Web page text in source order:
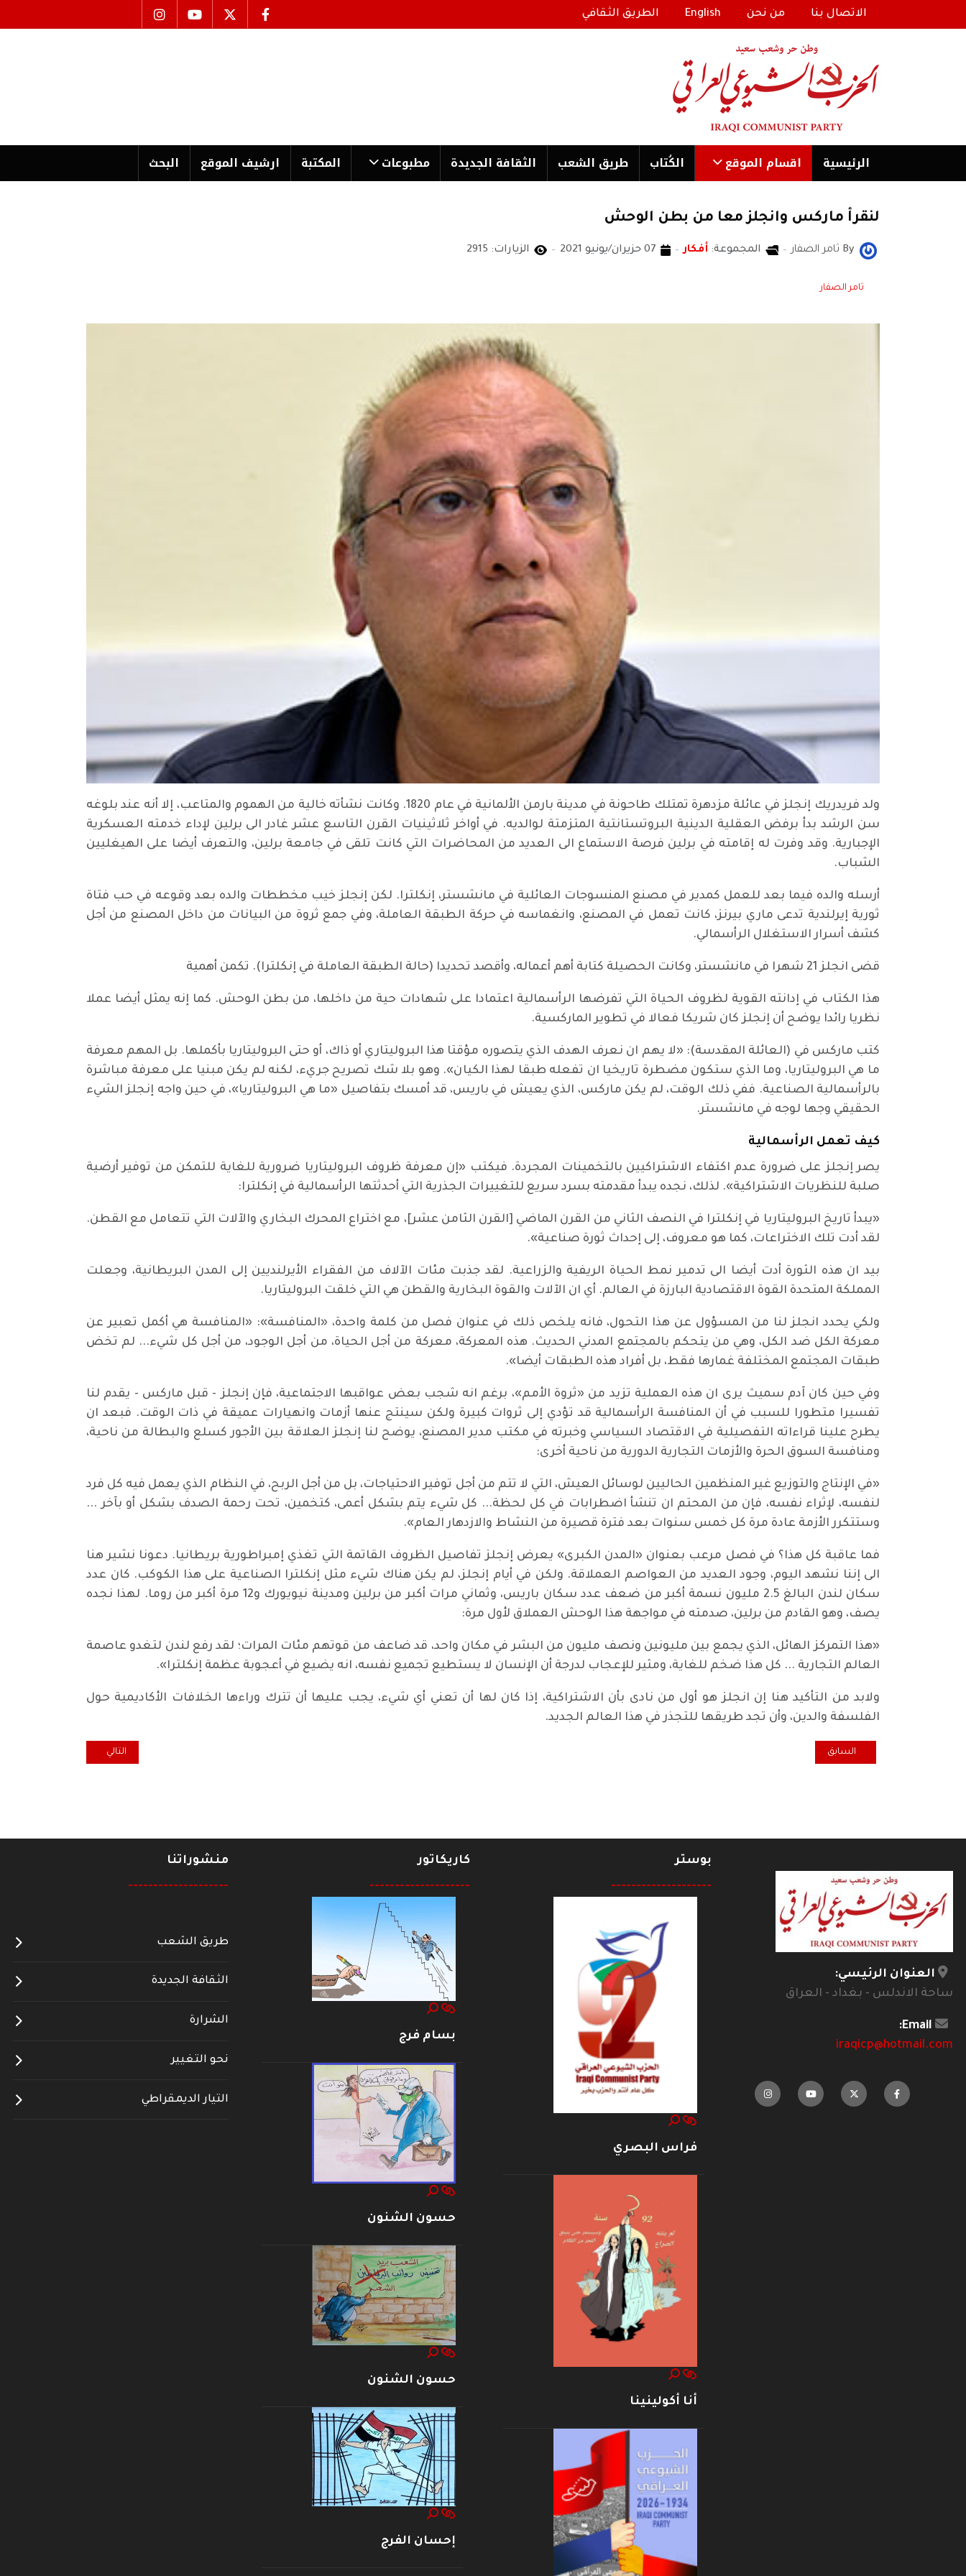
الاتصال بنا من نحن English الطريق الثقافي
الرئیسية اقسام الموقع الكُتاب طریق الشعب الثقافة الجدیدة مطبوعات المكتبة ارشیف الموقع البحث
لنقرأ ماركس وانجلز معا من بطن الوحش
By ثامر الصفار المجموعة: أفكار 07 حزيران/يونيو 2021 الزيارات: 2915
ثامر الصفار
ولد فريدريك إنجلز في عائلة مزدهرة تمتلك طاحونة في مدينة بارمن الألمانية في عام 1820. وكانت نشأته خالية من الهموم والمتاعب، إلا أنه عند بلوغه
سن الرشد بدأ برفض العقلية الدينية البروتستانتية المتزمتة لوالديه. في أواخر ثلاثينيات القرن التاسع عشر غادر الى برلين لإداء خدمته العسكرية
الإجبارية. وقد وفرت له إقامته في برلين فرصة الاستماع الى العديد من المحاضرات التي كانت تلقى في جامعة برلين، والتعرف أيضا على الهيغليين
الشباب.
أرسله والده فيما بعد للعمل كمدير في مصنع المنسوجات العائلية في مانشستر، إنكلترا. لكن إنجلز خيب مخططات والده بعد وقوعه في حب فتاة
ثورية إيرلندية تدعى ماري بيرنز، كانت تعمل في المصنع، وانغماسه في حركة الطبقة العاملة، وفي جمع ثروة من البيانات من داخل المصنع من أجل
كشف أسرار الاستغلال الرأسمالي.
قضى انجلز 21 شهرا في مانشستر، وكانت الحصيلة كتابة أهم أعماله، وأقصد تحديدا (حالة الطبقة العاملة في إنكلترا). تكمن أهمية
هذا الكتاب في إدانته القوية لظروف الحياة التي تفرضها الرأسمالية اعتمادا على شهادات حية من داخلها، من بطن الوحش. كما إنه يمثل أيضا عملا
نظريا رائدا يوضح أن إنجلز كان شريكا فعالا في تطوير الماركسية.
كتب ماركس في (العائلة المقدسة): «لا يهم ان نعرف الهدف الذي يتصوره مؤقتا هذا البروليتاري أو ذاك، أو حتى البروليتاريا بأكملها. بل المهم معرفة
ما هي البروليتاريا، وما الذي ستكون مضطرة تاريخيا ان تفعله طبقا لهذا الكيان». وهو بلا شك تصريح جريء، لكنه لم يكن مبنيا على معرفة مباشرة
بالرأسمالية الصناعية. ففي ذلك الوقت، لم يكن ماركس، الذي يعيش في باريس، قد أمسك بتفاصيل «ما هي البروليتاريا»، في حين واجه إنجلز الشيء
الحقيقي وجها لوجه في مانشستر.
كيف تعمل الرأسمالية
يصر إنجلز على ضرورة عدم اكتفاء الاشتراكيين بالتخمينات المجردة. فيكتب «إن معرفة ظروف البروليتاريا ضرورية للغاية للتمكن من توفير أرضية
صلبة للنظريات الاشتراكية». لذلك، نجده يبدأ مقدمته بسرد سريع للتغييرات الجذرية التي أحدثتها الرأسمالية في إنكلترا:
«يبدأ تاريخ البروليتاريا في إنكلترا في النصف الثاني من القرن الماضي [القرن الثامن عشر]، مع اختراع المحرك البخاري والآلات التي تتعامل مع القطن.
لقد أدت تلك الاختراعات، كما هو معروف، إلى إحداث ثورة صناعية».
بيد ان هذه الثورة أدت أيضا الى تدمير نمط الحياة الريفية والزراعية. لقد جذبت مئات الآلاف من الفقراء الأيرلنديين إلى المدن البريطانية، وجعلت
المملكة المتحدة القوة الاقتصادية البارزة في العالم. أي ان الآلات والقوة البخارية والقطن هي التي خلقت البروليتاريا.
ولكي يحدد انجلز لنا من المسؤول عن هذا التحول، فانه يلخص ذلك في عنوان فصل من كلمة واحدة، «المنافسة»: «المنافسة هي أكمل تعبير عن
معركة الكل ضد الكل، وهي من يتحكم بالمجتمع المدني الحديث. هذه المعركة، معركة من أجل الحياة، من أجل الوجود، من أجل كل شيء... لم تخض
طبقات المجتمع المختلفة غمارها فقط، بل أفراد هذه الطبقات أيضا».
وفي حين كان آدم سميث يرى ان هذه العملية تزيد من «ثروة الأمم»، برغم انه شجب بعض عواقبها الاجتماعية، فإن إنجلز - قبل ماركس - يقدم لنا
تفسيرا متطورا للسبب في أن المنافسة الرأسمالية قد تؤدي إلى ثروات كبيرة ولكن سينتج عنها أزمات وانهيارات عميقة في ذات الوقت. فبعد ان
يطرح علينا قراءاته التفصيلية في الاقتصاد السياسي وخبرته في مكتب مدير المصنع، يوضح لنا إنجلز العلاقة بين الأجور كسلع والبطالة من ناحية،
ومنافسة السوق الحرة والأزمات التجارية الدورية من ناحية أخرى:
«في الإنتاج والتوزيع غير المنظمين الحاليين لوسائل العيش، التي لا تتم من أجل توفير الاحتياجات، بل من أجل الربح، في النظام الذي يعمل فيه كل فرد
لنفسه، لإثراء نفسه، فإن من المحتم ان تنشأ اضطرابات في كل لحظة... كل شيء يتم بشكل أعمى، كتخمين، تحت رحمة الصدف بشكل أو بآخر ...
وستتكرر الأزمة عادة مرة كل خمس سنوات بعد فترة قصيرة من النشاط والازدهار العام».
فما عاقبة كل هذا؟ في فصل مرعب بعنوان «المدن الكبرى» يعرض إنجلز تفاصيل الظروف القاتمة التي تغذي إمبراطورية بريطانيا. دعونا نشير هنا
الى إننا نشهد اليوم، وجود العديد من العواصم العملاقة. ولكن في أيام إنجلز، لم يكن هناك شيء مثل إنكلترا الصناعية على هذا الكوكب. كان عدد
سكان لندن البالغ 2.5 مليون نسمة أكبر من ضعف عدد سكان باريس، وثماني مرات أكبر من برلين ومدينة نيويورك و12 مرة أكبر من روما. لهذا نجده
يصف، وهو القادم من برلين، صدمته في مواجهة هذا الوحش العملاق لأول مرة:
«هذا التمركز الهائل، الذي يجمع بين مليونين ونصف مليون من البشر في مكان واحد، قد ضاعف من قوتهم مئات المرات؛ لقد رفع لندن لتغدو عاصمة
العالم التجارية ... كل هذا ضخم للغاية، ومثير للإعجاب لدرجة أن الإنسان لا يستطيع تجميع نفسه، انه يضيع في أعجوبة عظمة إنكلترا».
ولابد من التأكيد هنا إن انجلز هو أول من نادى بأن الاشتراكية، إذا كان لها أن تعني أي شيء، يجب عليها أن تترك وراءها الخلافات الأكاديمية حول
الفلسفة والدين، وأن تجد طريقها للتجذر في هذا العالم الجديد.
المقال السابق: فلاسفة ومفكرون.. بلانكي (لوي أوغست) (1805 – 1881)
السابق المقال التالي: «الاستقلال
التالي
العنوان الرئيسي:
ساحة الاندلس - بغداد - العراق
Email:
iraqicp@hotmail.com
بوستر
--------------------
فراس البصري
أنا أكولينينا
كاريكاتور
--------------------
بسام فرج
حسون الشنون
حسون الشنون
إحسان الفرج
منشوراتنا
--------------------
طريق الشعب
الثقافة الجديدة
الشرارة
نحو التغيير
التيار الديمقراطي